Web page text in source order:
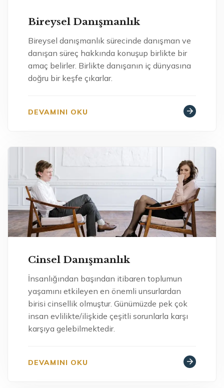
Bireysel Danışmanlık
Bireysel danışmanlık sürecinde danışman ve
danışan süreç hakkında konuşup birlikte bir
amaç belirler. Birlikte danışanın iç dünyasına
doğru bir keşfe çıkarlar.
DEVAMINI OKU
Cinsel Danışmanlık
İnsanlığından başından itibaren toplumun
yaşamını etkileyen en önemli unsurlardan
birisi cinsellik olmuştur. Günümüzde pek çok
insan evlilikte/ilişkide çeşitli sorunlarla karşı
karşıya gelebilmektedir.
DEVAMINI OKU